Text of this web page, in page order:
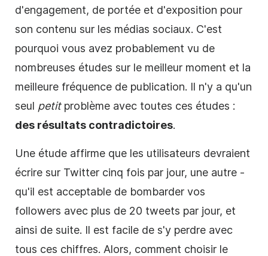
d'engagement, de portée et d'exposition pour
son contenu sur les médias sociaux. C'est
pourquoi vous avez probablement vu de
nombreuses études sur le meilleur moment et la
meilleure fréquence de publication. Il n'y a qu'un
seul petitproblème avec toutes ces études :
des résultats contradictoires.
Une étude affirme que les utilisateurs devraient
écrire sur Twitter cinq fois par jour, une autre -
qu'il est acceptable de bombarder vos
followers avec plus de 20 tweets par jour, et
ainsi de suite. Il est facile de s'y perdre avec
tous ces chiffres. Alors, comment choisir le